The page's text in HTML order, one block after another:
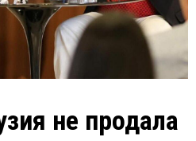
не продала